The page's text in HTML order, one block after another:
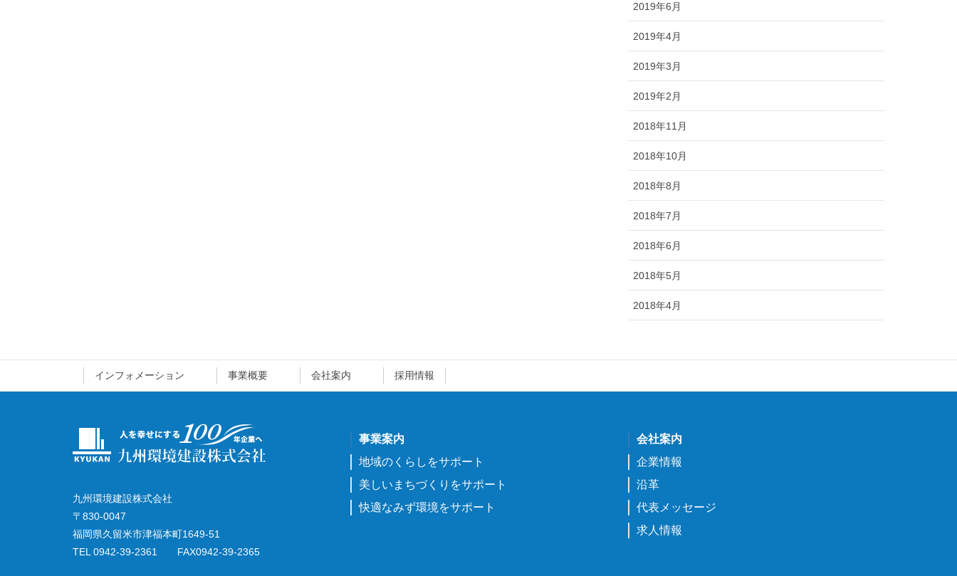
2019年6月
2019年4月
2019年3月
2019年2月
2018年11月
2018年10月
2018年8月
2018年7月
2018年6月
2018年5月
2018年4月
インフォメーション 事業概要 会社案内 採用情報
九州環境建設株式会社
〒830-0047
福岡県久留米市津福本町1649-51
TEL 0942-39-2361 FAX0942-39-2365
事業案内
地域のくらしをサポート
美しいまちづくりをサポート
快適なみず環境をサポート
会社案内
企業情報
沿革
代表メッセージ
求人情報